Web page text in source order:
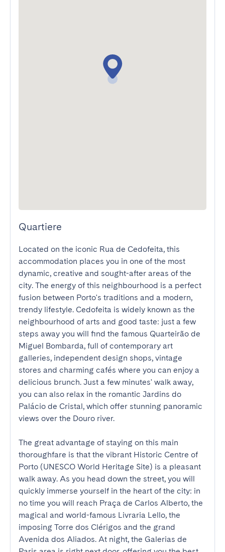
Quartiere
Located on the iconic Rua de Cedofeita, this
accommodation places you in one of the most
dynamic, creative and sought-after areas of the
city. The energy of this neighbourhood is a perfect
fusion between Porto's traditions and a modern,
trendy lifestyle. Cedofeita is widely known as the
neighbourhood of arts and good taste: just a few
steps away you will find the famous Quarteirão de
Miguel Bombarda, full of contemporary art
galleries, independent design shops, vintage
stores and charming cafés where you can enjoy a
delicious brunch. Just a few minutes' walk away,
you can also relax in the romantic Jardins do
Palácio de Cristal, which offer stunning panoramic
views over the Douro river.
The great advantage of staying on this main
thoroughfare is that the vibrant Historic Centre of
Porto (UNESCO World Heritage Site) is a pleasant
walk away. As you head down the street, you will
quickly immerse yourself in the heart of the city: in
no time you will reach Praça de Carlos Alberto, the
magical and world-famous Livraria Lello, the
imposing Torre dos Clérigos and the grand
Avenida dos Aliados. At night, the Galerias de